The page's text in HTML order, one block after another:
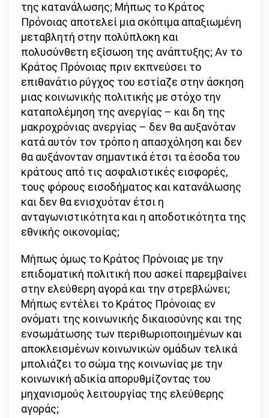
της κατανάλωσης; Μήπως το Κράτος
Πρόνοιας αποτελεί μια σκόπιμα απαξιωμένη
μεταβλητή στην πολύπλοκη και
πολυσύνθετη εξίσωση της ανάπτυξης; Αν το
Κράτος Πρόνοιας πριν εκπνεύσει το
επιθανάτιο ρύγχος του εστίαζε στην άσκηση
μιας κοινωνικής πολιτικής με στόχο την
καταπολέμηση της ανεργίας – και δη της
μακροχρόνιας ανεργίας – δεν θα αυξανόταν
κατά αυτόν τον τρόπο η απασχόληση και δεν
θα αυξάνονταν σημαντικά έτσι τα έσοδα του
κράτους από τις ασφαλιστικές εισφορές,
τους φόρους εισοδήματος και κατανάλωσης
και δεν θα ενισχυόταν έτσι η
ανταγωνιστικότητα και η αποδοτικότητα της
εθνικής οικονομίας;
Μήπως όμως το Κράτος Πρόνοιας με την
επιδοματική πολιτική που ασκεί παρεμβαίνει
στην ελεύθερη αγορά και την στρεβλώνει;
Μήπως εντέλει το Κράτος Πρόνοιας εν
ονόματι της κοινωνικής δικαιοσύνης και της
ενσωμάτωσης των περιθωριοποιημένων και
αποκλεισμένων κοινωνικών ομάδων τελικά
μπολιάζει το σώμα της κοινωνίας με την
κοινωνική αδικία απορυθμίζοντας του
μηχανισμούς λειτουργίας της ελεύθερης
αγοράς;